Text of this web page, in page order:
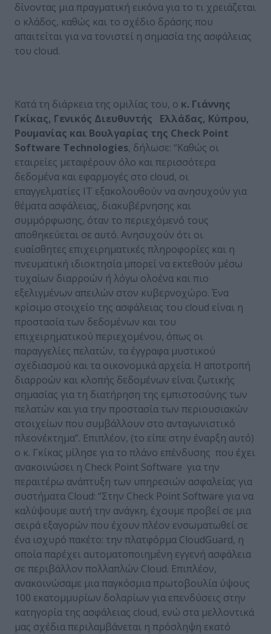
δίνοντας μια πραγματική εικόνα για το τι χρειάζεται
ο κλάδος, καθώς και το σχέδιο δράσης που
απαιτείται για να τονιστεί η σημασία της ασφάλειας
του cloud.
Κατά τη διάρκεια της ομιλίας του, ο κ. Γιάννης
Γκίκας, Γενικός Διευθυντής Ελλάδας, Κύπρου,
Ρουμανίας και Βουλγαρίας της Check Point
Software Technologies, δήλωσε: “Καθώς οι
εταιρείες μεταφέρουν όλο και περισσότερα
δεδομένα και εφαρμογές στο cloud, οι
επαγγελματίες IT εξακολουθούν να ανησυχούν για
θέματα ασφάλειας, διακυβέρνησης και
συμμόρφωσης, όταν το περιεχόμενό τους
αποθηκεύεται σε αυτό. Ανησυχούν ότι οι
ευαίσθητες επιχειρηματικές πληροφορίες και η
πνευματική ιδιοκτησία μπορεί να εκτεθούν μέσω
τυχαίων διαρροών ή λόγω ολοένα και πιο
εξελιγμένων απειλών στον κυβερνοχώρο. Ένα
κρίσιμο στοιχείο της ασφάλειας του cloud είναι η
προστασία των δεδομένων και του
επιχειρηματικού περιεχομένου, όπως οι
παραγγελίες πελατών, τα έγγραφα μυστικού
σχεδιασμού και τα οικονομικά αρχεία. Η αποτροπή
διαρροών και κλοπής δεδομένων είναι ζωτικής
σημασίας για τη διατήρηση της εμπιστοσύνης των
πελατών και για την προστασία των περιουσιακών
στοιχείων που συμβάλλουν στο ανταγωνιστικό
πλεονέκτημα”. Επιπλέον, (το είπε στην έναρξη αυτό)
ο κ. Γκίκας μίλησε για το πλάνο επένδυσης που έχει
ανακοινώσει η Check Point Software για την
περαιτέρω ανάπτυξη των υπηρεσιών ασφαλείας για
συστήματα Cloud: “Στην Check Point Software για να
καλύψουμε αυτή την ανάγκη, έχουμε προβεί σε μια
σειρά εξαγορών που έχουν πλέον ενσωματωθεί σε
ένα ισχυρό πακέτο: την πλατφόρμα CloudGuard, η
οποία παρέχει αυτοματοποιημένη εγγενή ασφάλεια
σε περιβάλλον πολλαπλών Cloud. Επιπλέον,
ανακοινώσαμε μια παγκόσμια πρωτοβουλία ύψους
100 εκατομμυρίων δολαρίων για επενδύσεις στην
κατηγορία της ασφάλειας cloud, ενώ στα μελλοντικά
μας σχέδια περιλαμβάνεται η πρόσληψη εκατό